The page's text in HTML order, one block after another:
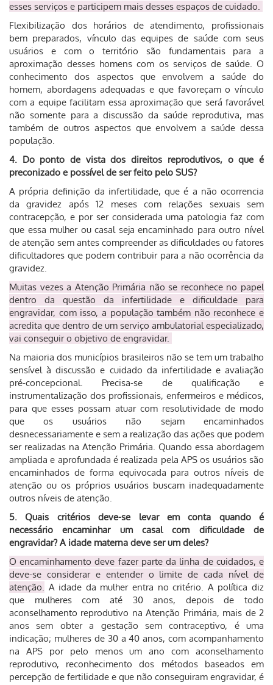
esses serviços e participem mais desses espaços de cuidado.
Flexibilização dos horários de atendimento, profissionais
bem preparados, vínculo das equipes de saúde com seus
usuários e com o território são fundamentais para a
aproximação desses homens com os serviços de saúde. O
conhecimento dos aspectos que envolvem a saúde do
homem, abordagens adequadas e que favoreçam o vínculo
com a equipe facilitam essa aproximação que será favorável
não somente para a discussão da saúde reprodutiva, mas
também de outros aspectos que envolvem a saúde dessa
população.
4. Do ponto de vista dos direitos reprodutivos, o que é
preconizado e possível de ser feito pelo SUS?
A própria definição da infertilidade, que é a não ocorrencia
da gravidez após 12 meses com relações sexuais sem
contracepção, e por ser considerada uma patologia faz com
que essa mulher ou casal seja encaminhado para outro nível
de atenção sem antes compreender as dificuldades ou fatores
dificultadores que podem contribuir para a não ocorrência da
gravidez.
Muitas vezes a Atenção Primária não se reconhece no papel
dentro da questão da infertilidade e dificuldade para
engravidar, com isso, a população também não reconhece e
acredita que dentro de um serviço ambulatorial especializado,
vai conseguir o objetivo de engravidar.
Na maioria dos municípios brasileiros não se tem um trabalho
sensível à discussão e cuidado da infertilidade e avaliação
pré-concepcional. Precisa-se de qualificação e
instrumentalização dos profissionais, enfermeiros e médicos,
para que esses possam atuar com resolutividade de modo
que os usuários não sejam encaminhados
desnecessariamente e sem a realização das ações que podem
ser realizadas na Atenção Primária. Quando essa abordagem
ampliada e aprofundada é realizada pela APS os usuários são
encaminhados de forma equivocada para outros níveis de
atenção ou os próprios usuários buscam inadequadamente
outros níveis de atenção.
5. Quais critérios deve-se levar em conta quando é
necessário encaminhar um casal com dificuldade de
engravidar? A idade materna deve ser um deles?
O encaminhamento deve fazer parte da linha de cuidados, e
deve-se considerar e entender o limite de cada nível de
atenção. A idade da mulher entra no critério. A política diz
que mulheres com até 30 anos, depois de todo
aconselhamento reprodutivo na Atenção Primária, mais de 2
anos sem obter a gestação sem contraceptivo, é uma
indicação; mulheres de 30 a 40 anos, com acompanhamento
na APS por pelo menos um ano com aconselhamento
reprodutivo, reconhecimento dos métodos baseados em
percepção de fertilidade e que não conseguiram engravidar, é